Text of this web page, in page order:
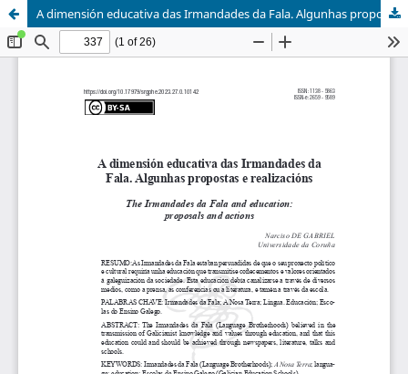
A dimensión educativa das Irmandades da Fala. Algunhas propostas e realizacións